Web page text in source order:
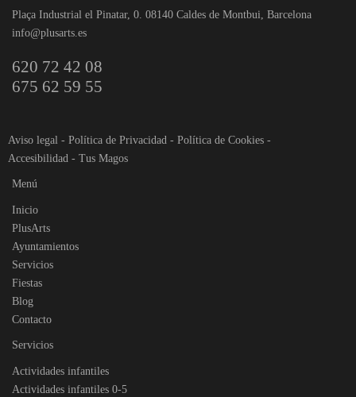
Plaça Industrial el Pinatar, 0. 08140 Caldes de Montbui, Barcelona
info@plusarts.es
620 72 42 08
675 62 59 55
Aviso legal - Política de Privacidad - Política de Cookies -
Accesibilidad - Tus Magos
Menú
Inicio
PlusArts
Ayuntamientos
Servicios
Fiestas
Blog
Contacto
Servicios
Actividades infantiles
Actividades infantiles 0-5